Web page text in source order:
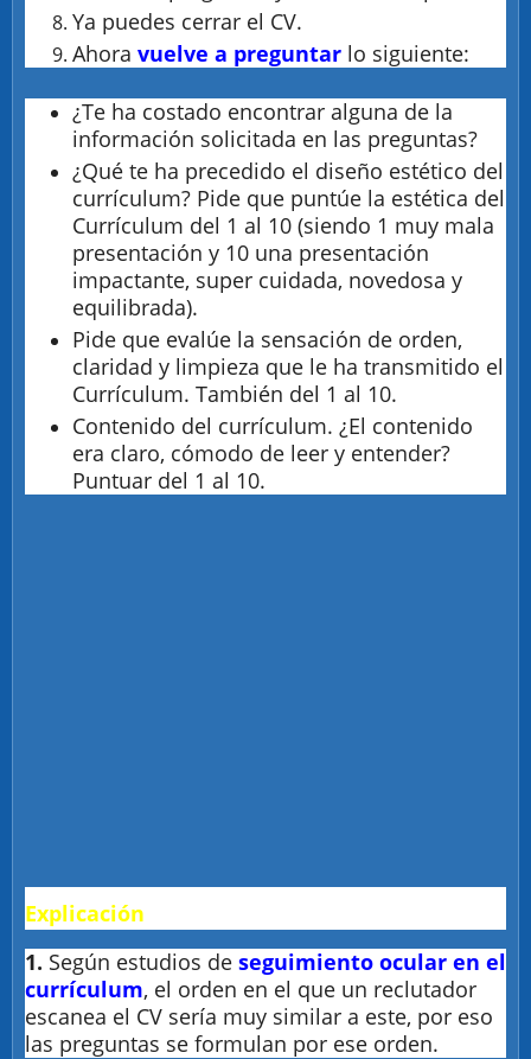
Ya puedes cerrar el CV.
Ahora vuelve a preguntar lo siguiente:
¿Te ha costado encontrar alguna de la
información solicitada en las preguntas?
¿Qué te ha precedido el diseño estético del
currículum? Pide que puntúe la estética del
Currículum del 1 al 10 (siendo 1 muy mala
presentación y 10 una presentación
impactante, super cuidada, novedosa y
equilibrada).
Pide que evalúe la sensación de orden,
claridad y limpieza que le ha transmitido el
Currículum. También del 1 al 10.
Contenido del currículum. ¿El contenido
era claro, cómodo de leer y entender?
Puntuar del 1 al 10.
Explicación
1. Según estudios de seguimiento ocular en el
currículum, el orden en el que un reclutador
escanea el CV sería muy similar a este, por eso
las preguntas se formulan por ese orden.